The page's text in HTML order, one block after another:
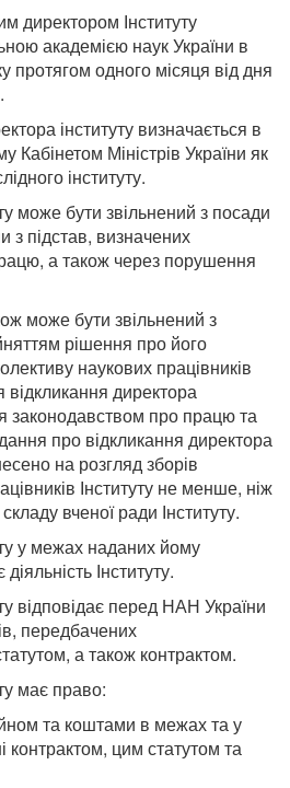
директором Інституту
академією наук України в
протягом одного місяця від дня
інституту визначається в
Кабінетом Міністрів України як
інституту.
може бути звільнений з посади
з підстав, визначених
а також через порушення
може бути звільнений з
рішення про його
наукових працівників
відкликання директора
законодавством про працю та
про відкликання директора
на розгляд зборів
Інституту не менше, ніж
вченої ради Інституту.
у межах наданих йому
Інституту.
відповідає перед НАН України
передбачених
а також контрактом.
має право:
та коштами в межах та у
контрактом, цим статутом та